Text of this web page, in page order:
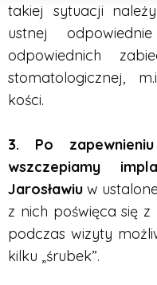
takiej sytuacji
ustnej
odpowiednich
stomatologicznej,
kości.
3. Po
wszczepiamy
Jarosławiu w
z nich poświęca się z
podczas wizyty
kilku „śrubek”.